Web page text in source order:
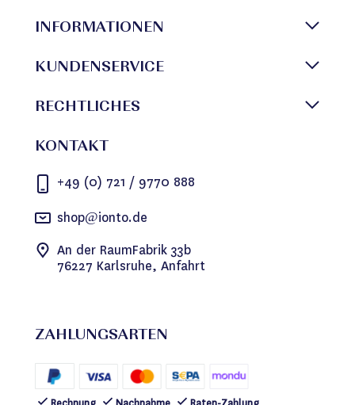
INFORMATIONEN
KUNDENSERVICE
RECHTLICHES
KONTAKT
+49 (0) 721 / 9770 888
shop@ionto.de
An der RaumFabrik 33b
76227 Karlsruhe, Anfahrt
ZAHLUNGSARTEN